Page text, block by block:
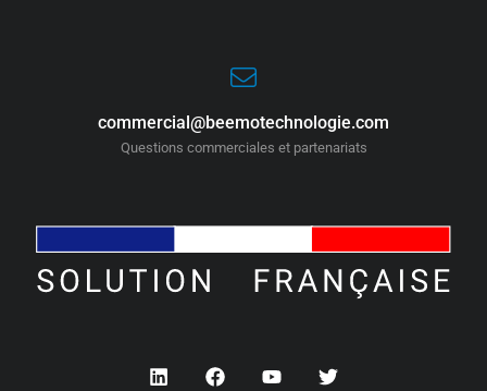
commercial@beemotechnologie.com
Questions commerciales et partenariats